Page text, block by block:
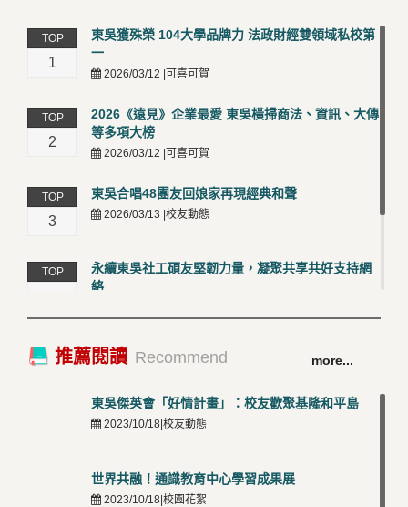
TOP
1
東吳獲殊榮 104大學品牌力 法政財經雙領域私校第
一
2026/03/12 |可喜可賀
TOP
2
2026《遠見》企業最愛 東吳橫掃商法、資訊、大傳
等多項大榜
2026/03/12 |可喜可賀
TOP
3
東吳合唱48團友回娘家再現經典和聲
2026/03/13 |校友動態
TOP
永續東吳社工碩友堅韌力量，凝聚共享共好支持網
絡
TOP
卓越永續校園 東吳大學連奪 ISO 14001、45001 及
50001三大國際驗證殊榮
推薦閱讀 Recommend more...
東吳傑英會「好情計畫」：校友歡聚基隆和平島
2023/10/18|校友動態
世界共融！通識教育中心學習成果展
2023/10/18|校園花絮